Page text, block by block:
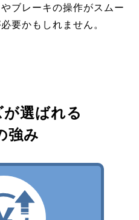
ブレーキの操作がスムー
要かもしれません。
選ばれる
強み